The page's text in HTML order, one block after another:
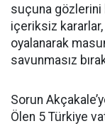
suçuna gözlerini
içeriksiz
oyalanarak
savunmasız
Sorun
Ölen 5 Türkiye